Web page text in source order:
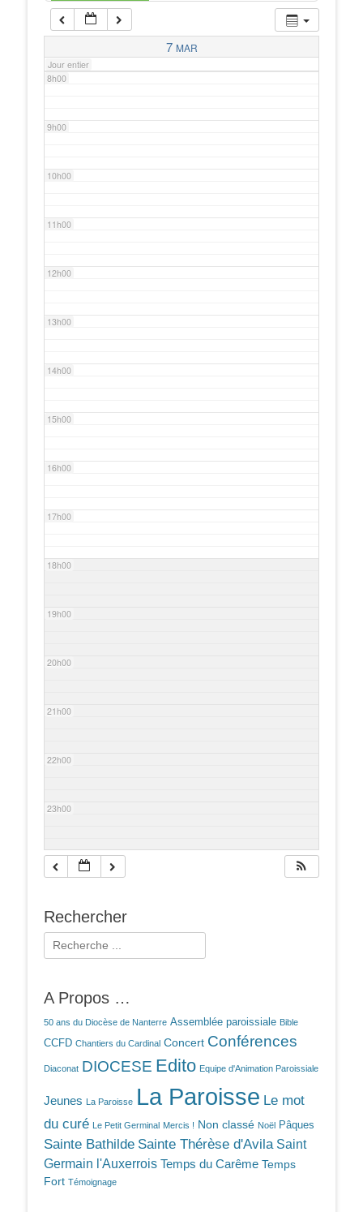
7 MAR
Jour entier
7h00
8h00
9h00
10h00
11h00
12h00
13h00
14h00
15h00
16h00
17h00
18h00
19h00
20h00
21h00
22h00
23h00
Rechercher
Rechercher :
A Propos …
50 ans du Diocèse de Nanterre Assemblée paroissiale Bible
CCFD Chantiers du Cardinal Concert Conférences
Diaconat DIOCESE Edito Equipe d'Animation Paroissiale
Jeunes La Paroisse La Paroisse Le mot
du curé Le Petit Germinal Mercis ! Non classé Noël Pâques
Sainte Bathilde Sainte Thérèse d'Avila Saint
Germain l'Auxerrois Temps du Carême Temps
Fort Témoignage